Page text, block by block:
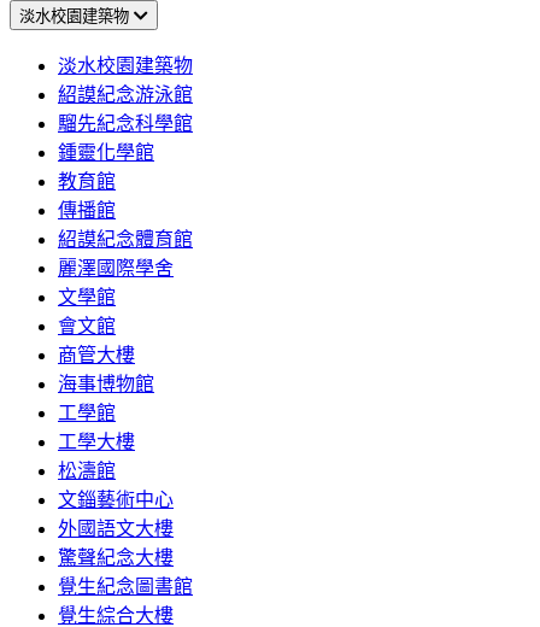
淡水校園建築物
淡水校園建築物
紹謨紀念游泳館
騮先紀念科學館
鍾靈化學館
教育館
傳播館
紹謨紀念體育館
麗澤國際學舍
文學館
會文館
商管大樓
海事博物館
工學館
工學大樓
松濤館
文錙藝術中心
外國語文大樓
驚聲紀念大樓
覺生紀念圖書館
覺生綜合大樓